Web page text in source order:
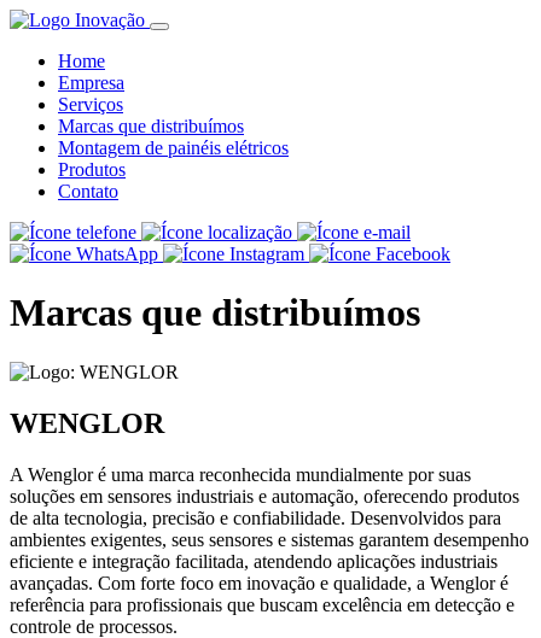
Home
Empresa
Serviços
Marcas que distribuímos
Montagem de painéis elétricos
Produtos
Contato
Marcas que distribuímos
WENGLOR
A Wenglor é uma marca reconhecida mundialmente por suas
soluções em sensores industriais e automação, oferecendo produtos
de alta tecnologia, precisão e confiabilidade. Desenvolvidos para
ambientes exigentes, seus sensores e sistemas garantem desempenho
eficiente e integração facilitada, atendendo aplicações industriais
avançadas. Com forte foco em inovação e qualidade, a Wenglor é
referência para profissionais que buscam excelência em detecção e
controle de processos.